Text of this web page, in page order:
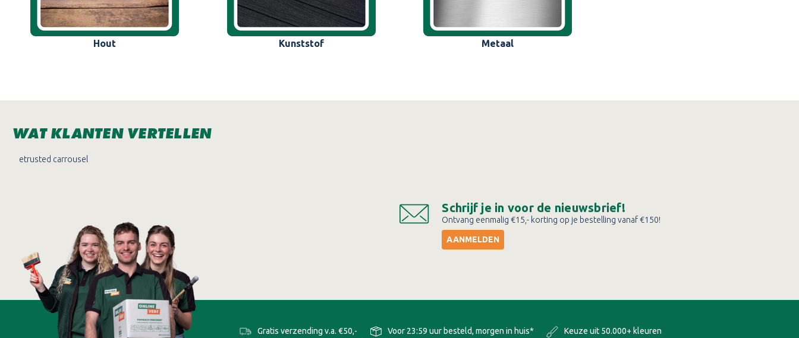
Hout Kunststof Metaal
WAT KLANTEN VERTELLEN
etrusted carrousel
Schrijf je in voor de nieuwsbrief!
Ontvang eenmalig €15,- korting op je bestelling vanaf €150!
AANMELDEN
Gratis verzending v.a. €50,- Voor 23:59 uur besteld, morgen in huis*
Keuze uit 50.000+ kleuren